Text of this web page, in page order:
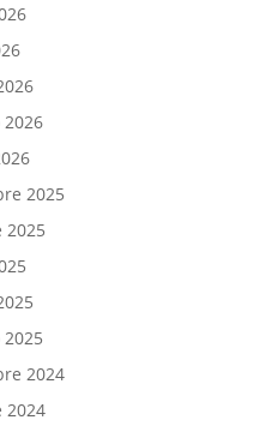
2025
2025
2024
2024